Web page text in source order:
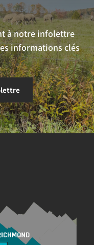
à notre infolettre
informations clés